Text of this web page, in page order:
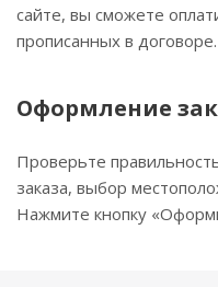
сайте, вы сможете
прописанных в договоре.
Оформление
Проверьте
заказа, выбор
Нажмите кнопку